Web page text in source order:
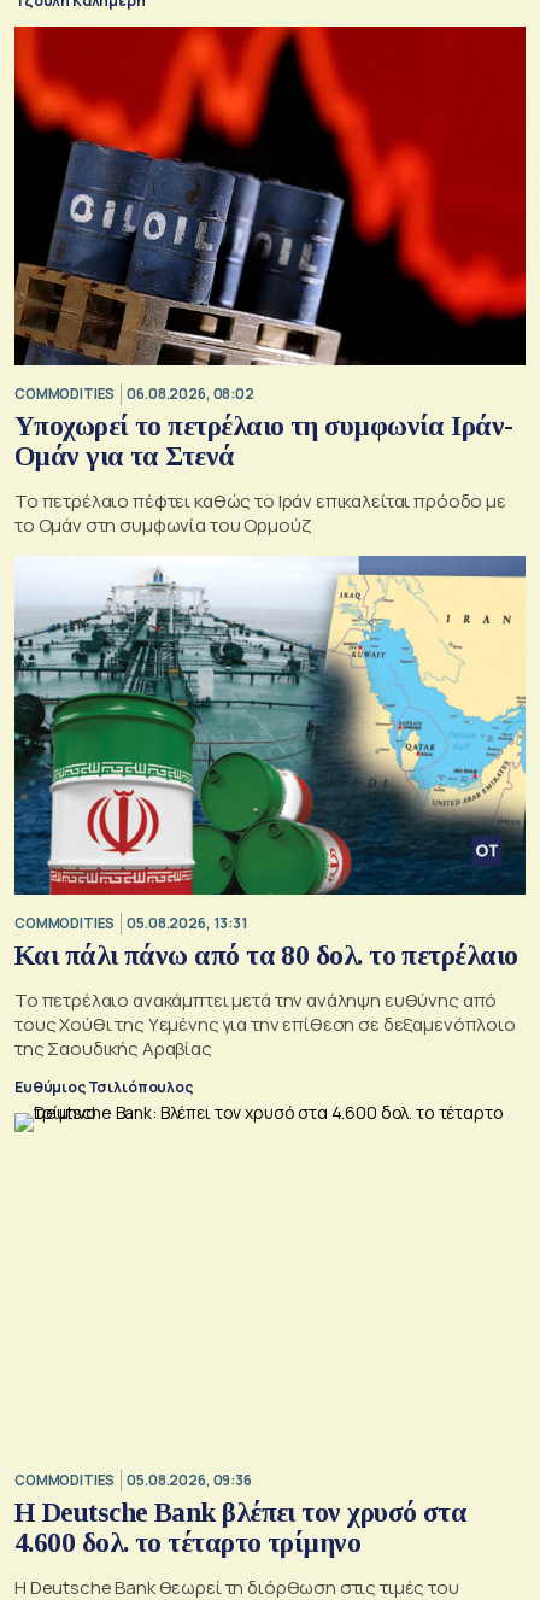
COMMODITIES 06.08.2026, 08:02
Υποχωρεί το πετρέλαιο τη συμφωνία Ιράν-
Ομάν για τα Στενά
Το πετρέλαιο πέφτει καθώς το Ιράν επικαλείται πρόοδο με
το Ομάν στη συμφωνία του Ορμούζ
COMMODITIES 05.08.2026, 13:31
Και πάλι πάνω από τα 80 δολ. το πετρέλαιο
Το πετρέλαιο ανακάμπτει μετά την ανάληψη ευθύνης από
τους Χούθι της Υεμένης για την επίθεση σε δεξαμενόπλοιο
της Σαουδικής Αραβίας
Ευθύμιος Τσιλιόπουλος
COMMODITIES 05.08.2026, 09:36
Η Deutsche Bank βλέπει τον χρυσό στα
4.600 δολ. το τέταρτο τρίμηνο
Η Deutsche Bank θεωρεί τη διόρθωση στις τιμές του